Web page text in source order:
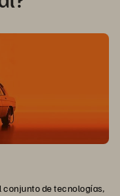
conjunto de tecnologías,